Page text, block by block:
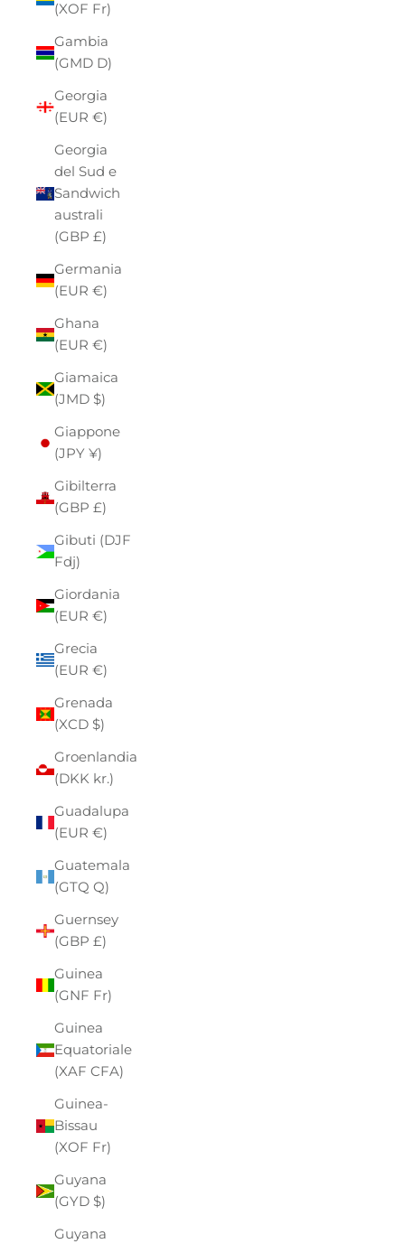
(XOF Fr)
Gambia
(GMD D)
Georgia
(EUR €)
Georgia
del Sud e
Sandwich
australi
(GBP £)
Germania
(EUR €)
Ghana
(EUR €)
Giamaica
(JMD $)
Giappone
(JPY ¥)
Gibilterra
(GBP £)
Gibuti (DJF
Fdj)
Giordania
(EUR €)
Grecia
(EUR €)
Grenada
(XCD $)
Groenlandia
(DKK kr.)
Guadalupa
(EUR €)
Guatemala
(GTQ Q)
Guernsey
(GBP £)
Guinea
(GNF Fr)
Guinea
Equatoriale
(XAF CFA)
Guinea-
Bissau
(XOF Fr)
Guyana
(GYD $)
Guyana